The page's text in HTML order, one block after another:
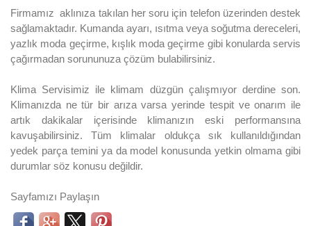
Firmamız aklınıza takılan her soru için telefon üzerinden destek
sağlamaktadır. Kumanda ayarı, ısıtma veya soğutma dereceleri,
yazlık moda geçirme, kışlık moda geçirme gibi konularda servis
çağırmadan sorununuza çözüm bulabilirsiniz.
Klima Servisimiz ile klimam düzgün çalışmıyor derdine son.
Klimanızda ne tür bir arıza varsa yerinde tespit ve onarım ile
artık dakikalar içerisinde klimanızın eski performansına
kavuşabilirsiniz. Tüm klimalar oldukça sık kullanıldığından
yedek parça temini ya da model konusunda yetkin olmama gibi
durumlar söz konusu değildir.
Sayfamızı Paylaşın